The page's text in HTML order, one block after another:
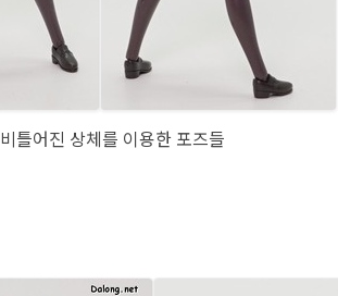
비틀어진 상체를 이용한 포즈들